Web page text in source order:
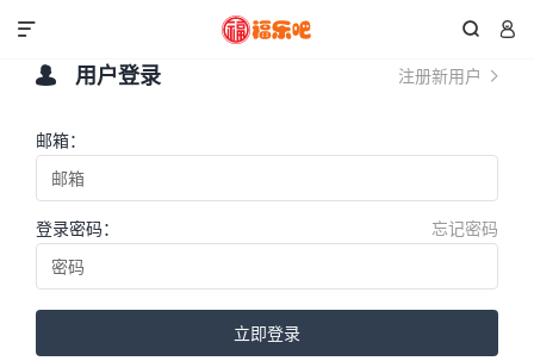
 

注册新用户 
 用户登录
邮箱：
忘记密码
登录密码：
立即登录